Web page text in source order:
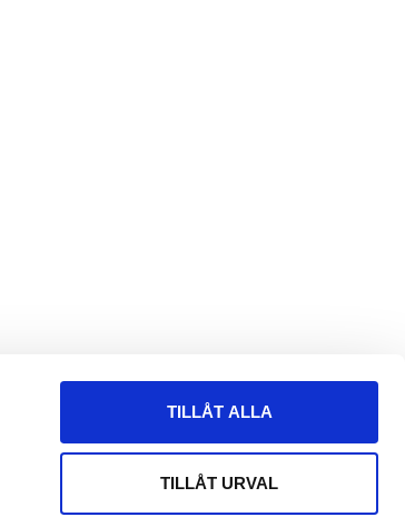
TILLÅT ALLA
TILLÅT URVAL